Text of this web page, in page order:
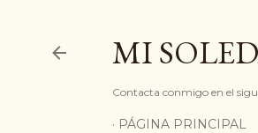
MI
Contacta conmigo en el
PÁGINA PRINCIPAL